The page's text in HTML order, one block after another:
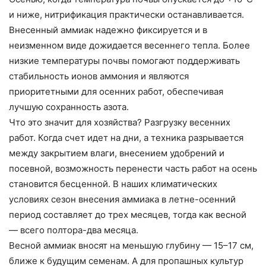
и ниже, нитрификация практически останавливается.
Внесенный аммиак надежно фиксируется и в
неизменном виде дожидается весеннего тепла. Более
низкие температуры почвы помогают поддерживать
стабильность ионов аммония и являются
приоритетными для осенних работ, обеспечивая
лучшую сохранность азота.
Что это значит для хозяйства? Разгрузку весенних
работ. Когда счет идет на дни, а техника разрывается
между закрытием влаги, внесением удобрений и
посевной, возможность перенести часть работ на осень
становится бесценной. В наших климатических
условиях сезон внесения аммиака в летне-осенний
период составляет до трех месяцев, тогда как весной
— всего полтора-два месяца.
Весной аммиак вносят на меньшую глубину — 15–17 см,
ближе к будущим семенам. А для пропашных культур